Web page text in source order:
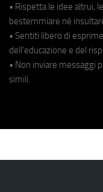
• Rispetta le idee altrui,
bestemmiare né
• Sentiti libero di
dell'educazione e del
• Non inviare messaggi
simili.